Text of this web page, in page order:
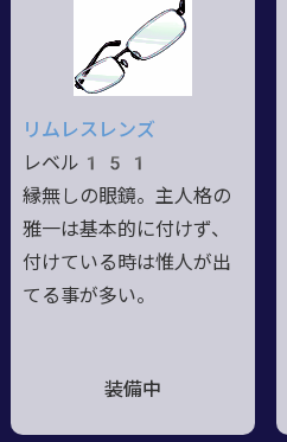
リムレスレンズ
レベル151
縁無しの眼鏡。主人格の
雅一は基本的に付けず、
付けている時は惟人が出
てる事が多い。
装備中